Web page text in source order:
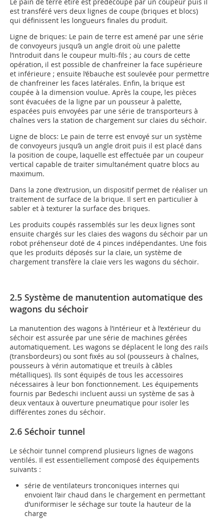
Le pain de terre étiré est prédécoupé par un coupeur puis il
est transféré vers deux lignes de coupe (briques et blocs)
qui définissent les longueurs finales du produit.
Ligne de briques: Le pain de terre est amené par une série
de convoyeurs jusqu’à un angle droit où une palette
l’introduit dans le coupeur multi-fils ; au cours de cette
opération, il est possible de chanfreiner la face supérieure
et inférieure ; ensuite l‘ébauche est soulevée pour permettre
de chanfreiner les faces latérales. Enfin, la brique est
coupée à la dimension voulue. Après la coupe, les pièces
sont évacuées de la ligne par un pousseur à palette,
espacées puis envoyées par une série de transporteurs à
chaînes vers la station de chargement sur claies du séchoir.
Ligne de blocs: Le pain de terre est envoyé sur un système
de convoyeurs jusqu’à un angle droit puis il est placé dans
la position de coupe, laquelle est effectuée par un coupeur
vertical capable de traiter simultanément quatre blocs au
maximum.
Dans la zone d’extrusion, un dispositif permet de réaliser un
traitement de surface de la brique. Il sert en particulier à
sabler et à texturer la surface des briques.
Les produits coupés rassemblés sur les deux lignes sont
ensuite chargés sur les claies des wagons du séchoir par un
robot préhenseur doté de 4 pinces indépendantes. Une fois
que les produits déposés sur la claie, un système de
chargement transfère la claie vers les wagons du séchoir.
2.5 Système de manutention automatique des
wagons du séchoir
La manutention des wagons à l’intérieur et à l’extérieur du
séchoir est assurée par une série de machines gérées
automatiquement. Les wagons se déplacent le long des rails
(transbordeurs) ou sont fixés au sol (pousseurs à chaînes,
pousseurs à vérin automatique et treuils à câbles
métalliques). Ils sont équipés de tous les accessoires
nécessaires à leur bon fonctionnement. Les équipements
fournis par Bedeschi incluent aussi un système de sas à
deux ventaux à ouverture pneumatique pour isoler les
différentes zones du séchoir.
2.6 Séchoir tunnel
Le séchoir tunnel comprend plusieurs lignes de wagons
ventilés. Il est essentiellement composé des équipements
suivants :
série de ventilateurs tronconiques internes qui
envoient l‘air chaud dans le chargement en permettant
d’uniformiser le séchage sur toute la hauteur de la
charge